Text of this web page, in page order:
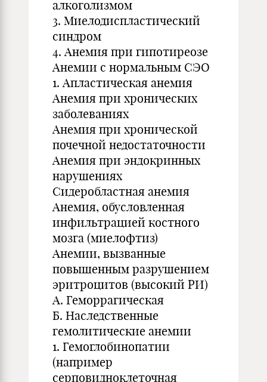
алкоголизмом
3. Миелодиспластический
синдром
4. Анемия при гипотиреозе
Анемии с нормальным СЭО
1. Апластическая анемия
Анемия при хронических
заболеваниях
Анемия при хронической
почечной недостаточности
Анемия при эндокринных
нарушениях
Сидеробластная анемия
Анемия, обусловленная
инфильтрацией костного
мозга (миелофтиз)
Анемии, вызванные
повышенным разрушением
эритроцитов (высокий РИ)
А. Геморрагическая
Б. Наследственные
гемолитические анемии
1. Гемоглобинопатии
(например
серповидноклеточная